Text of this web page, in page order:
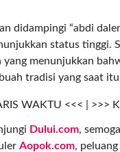
didampingi “abdi
status tinggi.
menunjukkan
tradisi yang saat
WAKTU <<< | >>>
Dului.com,
Aopok.com,